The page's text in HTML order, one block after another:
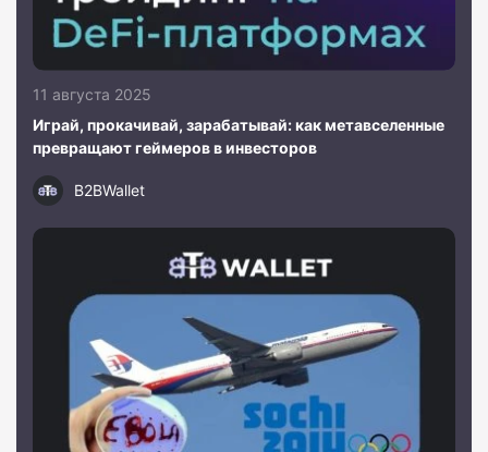
11 августа 2025
Играй, прокачивай, зарабатывай: как метавселенные
превращают геймеров в инвесторов
B2BWallet